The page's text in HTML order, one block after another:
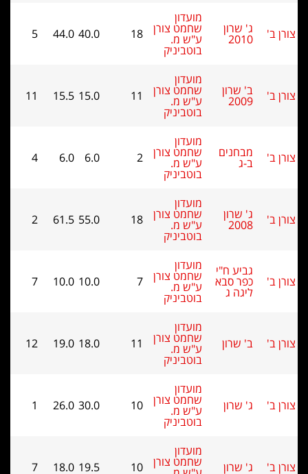
ג' שרון
2010
שחמט צורן
ע"ש מ.
בוטביניק
18
40.0
44.0
5
ב' שרון
2009
שחמט צורן
ע"ש מ.
בוטביניק
11
15.0
15.5
11
מבחנים
ב-ג
שחמט צורן
ע"ש מ.
בוטביניק
2
6.0
6.0
4
ג' שרון
2008
שחמט צורן
ע"ש מ.
בוטביניק
18
55.0
61.5
2
כפר סבא
ליגה ג
מועדון
שחמט צורן
ע"ש מ.
בוטביניק
7
10.0
10.0
7
ב' שרון שחמט צורן
ע"ש מ.
בוטביניק
11
18.0
19.0
12
ג' שרון שחמט צורן
ע"ש מ.
בוטביניק
10
30.0
26.0
1
ג' שרון שחמט צורן 10
19.5
18.0
7